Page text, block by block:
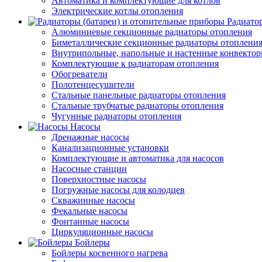
Электрические котлы отопления
Алюминиевые секционные радиаторы отопления
Биметаллические секционные радиаторы отопления
Внутрипольные, напольные и настенные
Комплектующие к радиаторам отопления
Обогреватели
Полотенцесушители
Стальные панельные радиаторы отопления
Стальные трубчатые радиаторы отопления
Чугунные радиаторы отопления
Насосы
Дренажные насосы
Канализационные установки
Комплектующие и автоматика для насосов
Насосные станции
Поверхностные насосы
Погружные насосы для колодцев
Скважинные насосы
Фекальные насосы
Фонтанные насосы
Циркуляционные насосы
Бойлеры
Бойлеры косвенного нагрева